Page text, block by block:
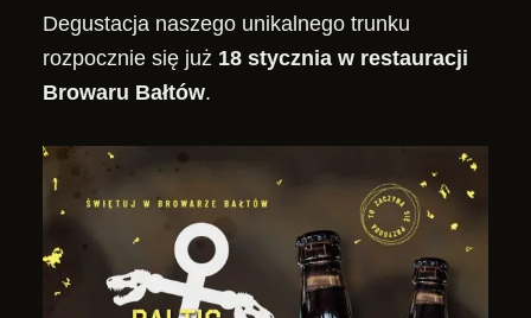
Degustacja naszego unikalnego trunku
rozpocznie się już 18 stycznia w restauracji
Browaru Bałtów.